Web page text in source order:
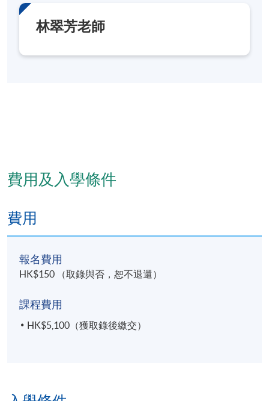
九龍東分校
林翠芳老師
費用及入學條件
費用
報名費用
HK$150 （取錄與否，恕不退還）
課程費用
HK$5,100（獲取錄後繳交）